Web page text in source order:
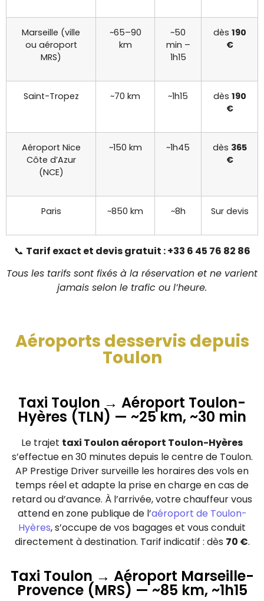
Marseille (ville
ou aéroport
MRS)
~65–90
km
~50
min –
1h15
dès 190
€
Saint-Tropez ~70 km ~1h15 dès 190
€
Aéroport Nice
Côte d’Azur
(NCE)
~150 km ~1h45 dès 365
€
Paris ~850 km ~8h Sur devis
📞 Tarif exact et devis gratuit : +33 6 45 76 82 86
Tous les tarifs sont fixés à la réservation et ne varient
jamais selon le trafic ou l’heure.
Aéroports desservis depuis
Toulon
Taxi Toulon → Aéroport Toulon-
Hyères (TLN) — ~25 km, ~30 min
Le trajet taxi Toulon aéroport Toulon-Hyères
s’effectue en 30 minutes depuis le centre de Toulon.
AP Prestige Driver surveille les horaires des vols en
temps réel et adapte la prise en charge en cas de
retard ou d’avance. À l’arrivée, votre chauffeur vous
attend en zone publique de l’aéroport de Toulon-
Hyères, s’occupe de vos bagages et vous conduit
directement à destination. Tarif indicatif : dès 70 €.
Taxi Toulon → Aéroport Marseille-
Provence (MRS) — ~85 km, ~1h15